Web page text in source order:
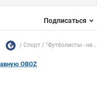
Подписаться
Спорт "Футболисты - не...
OBOZ